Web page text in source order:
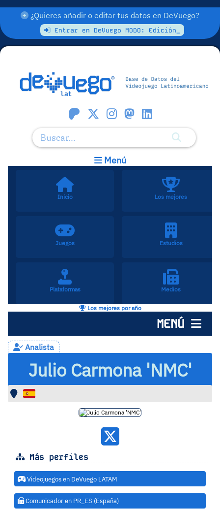
¿Quieres añadir o editar tus datos en DeVuego?
Entrar en DeVuego MODO: Edición_
Menú
Inicio Los mejores
Juegos Estudios
Plataformas Medios
Los mejores por año
MENÚ
Analista
Julio Carmona 'NMC'
Más perfiles
Videojuegos en DeVuego LATAM
Comunicador en PR_ES (España)